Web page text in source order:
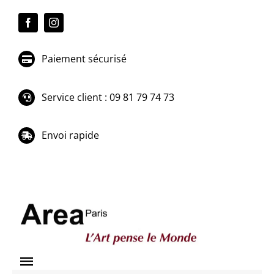
Paiement sécurisé
Service client : 09 81 79 74 73
Envoi rapide